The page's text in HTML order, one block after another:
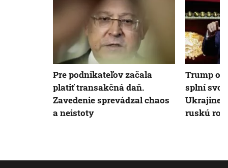
Pre podnikateľov začala
platiť transakčná daň.
Zavedenie sprevádzal chaos
a neistoty
Trump
splní
Ukrajine.
ruskú